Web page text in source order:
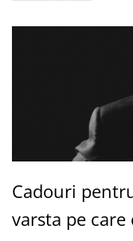
Cadouri
varsta pe